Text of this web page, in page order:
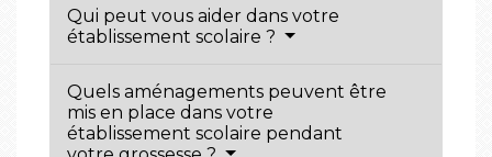
Qui peut vous aider dans votre
établissement scolaire ?
Quels aménagements peuvent être
mis en place dans votre
établissement scolaire pendant